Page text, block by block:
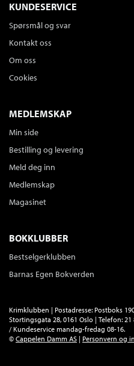
KUNDESERVICE
Spørsmål og svar
Kontakt oss
Om oss
Cookies
MEDLEMSKAP
Min side
Bestilling og levering
Meld deg inn
Medlemskap
Magasinet
BOKKLUBBER
Bestselgerklubben
Barnas Egen Bokverden
Krimklubben | Postadresse: Postboks
Stortingsgata 28, 0161 Oslo | Telefon:
/ Kundeservice mandag-fredag 08-16.
© Cappelen Damm AS | Personvern og